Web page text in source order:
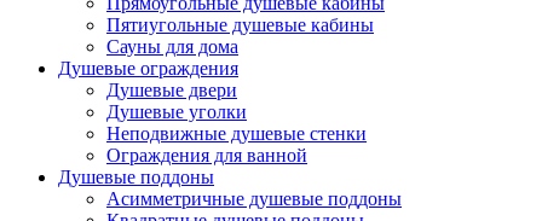
Пятиугольные душевые кабины
Сауны для дома
Душевые ограждения
Душевые двери
Душевые уголки
Неподвижные душевые стенки
Ограждения для ванной
Душевые поддоны
Асимметричные душевые поддоны